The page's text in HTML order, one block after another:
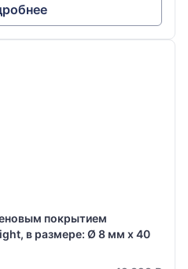
покрытием
в размере: Ø 8 мм х 40